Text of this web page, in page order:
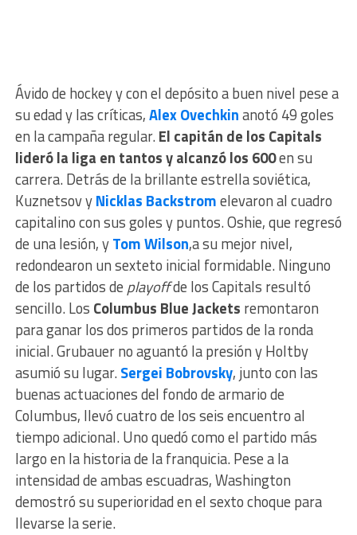
Ávido de hockey y con el depósito a buen nivel pese a
su edad y las críticas,Alex Ovechkinanotó 49 goles
en la campaña regular.El capitán de los Capitals
lideró la liga en tantos y alcanzó los 600en su
carrera. Detrás de la brillante estrella soviética,
Kuznetsov yNicklas Backstromelevaron al cuadro
capitalino con sus goles y puntos. Oshie, que regresó
de una lesión, yTom Wilson,a su mejor nivel,
redondearon un sexteto inicial formidable. Ninguno
de los partidos de playoffde los Capitals resultó
sencillo. Los Columbus Blue Jackets remontaron
para ganar los dos primeros partidos de la ronda
inicial. Grubauer no aguantó la presión y Holtby
asumió su lugar.Sergei Bobrovsky, junto con las
buenas actuaciones del fondo de armario de
Columbus, llevó cuatro de los seis encuentro al
tiempo adicional. Uno quedó como el partido más
largo en la historia de la franquicia. Pese a la
intensidad de ambas escuadras, Washington
demostró su superioridad en el sexto choque para
llevarse la serie.